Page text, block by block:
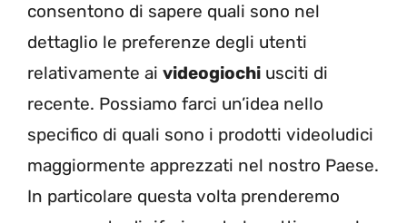
consentono di sapere quali sono nel
dettaglio le preferenze degli utenti
relativamente ai videogiochi usciti di
recente. Possiamo farci un’idea nello
specifico di quali sono i prodotti videoludici
maggiormente apprezzati nel nostro Paese.
In particolare questa volta prenderemo